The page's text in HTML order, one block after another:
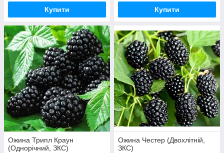
Купити Купити
Ожина Трипл Краун
(Однорічний, ЗКС)
Ожина Честер (Двохлітній,
ЗКС)